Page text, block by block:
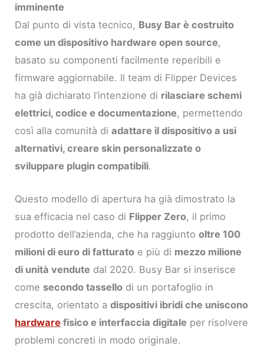
imminente
Dal punto di vista tecnico, Busy Bar è costruito
come un dispositivo hardware open source,
basato su componenti facilmente reperibili e
firmware aggiornabile. Il team di Flipper Devices
ha già dichiarato l’intenzione di rilasciare schemi
elettrici, codice e documentazione, permettendo
così alla comunità diadattare il dispositivo a usi
alternativi, creare skin personalizzate o
sviluppare plugin compatibili.
Questo modello di apertura ha già dimostrato la
sua efficacia nel caso di Flipper Zero, il primo
prodotto dell’azienda, che ha raggiuntooltre 100
milioni di euro di fatturato e più di mezzo milione
di unità vendute dal 2020. Busy Bar si inserisce
come secondo tassello di un portafoglio in
crescita, orientato adispositivi ibridi che uniscono
hardware fisico e interfaccia digitale per risolvere
problemi concreti in modo originale.